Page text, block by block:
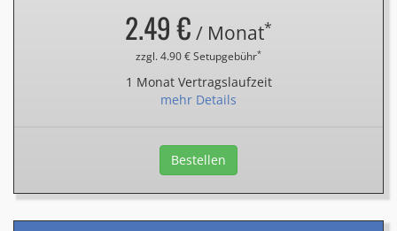
2.49 € / Monat*
zzgl. 4.90 € Setupgebühr*
1 Monat Vertragslaufzeit
mehr Details
Bestellen